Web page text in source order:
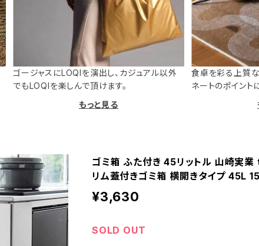
ゴージャスにLOQIを演出し、カジュアル以外
でもLOQIを楽しんで頂けます。
もっと見る
食卓を彩る上質な
ネートのポイントに
ゴミ箱 ふた付き 45リットル 山崎実
リム蓋付きゴミ箱 横開きタイプ 45L
¥3,630
SOLD OUT